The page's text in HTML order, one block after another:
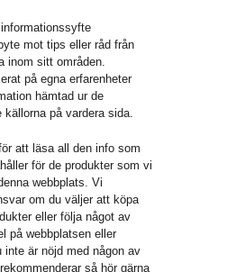
mot tips eller råd från
inom sitt områden.
på egna erfarenheter
hämtad ur de
källorna på vardera sida.
att läsa all den info som
för de produkter som vi
webbplats. Vi
om du väljer att köpa
eller följa något av
på webbplatsen eller
inte är nöjd med någon av
så hör gärna